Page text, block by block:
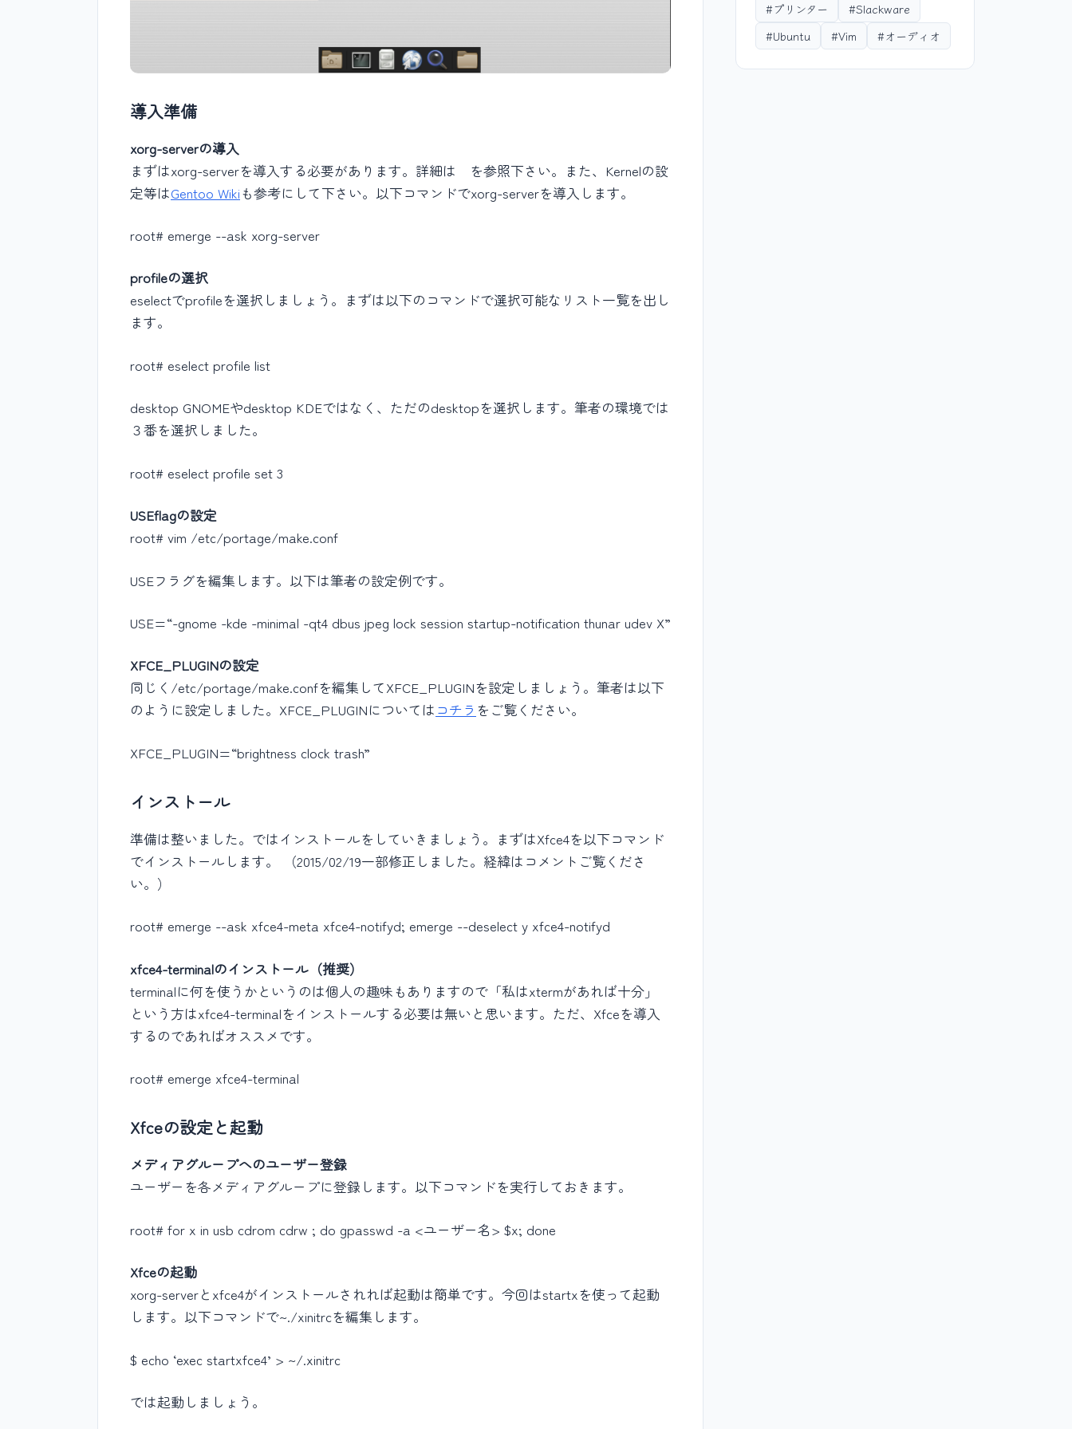
導入準備
xorg-serverの導入
まずはxorg-serverを導入する必要があります。詳細は を参照下さい。また、Kernelの設
定等はGentoo Wikiも参考にして下さい。以下コマンドでxorg-serverを導入します。
root# emerge --ask xorg-server
profileの選択
eselectでprofileを選択しましょう。まずは以下のコマンドで選択可能なリスト一覧を出し
ます。
root# eselect profile list
desktop GNOMEやdesktop KDEではなく、ただのdesktopを選択します。筆者の環境では
３番を選択しました。
root# eselect profile set 3
USEflagの設定
root# vim /etc/portage/make.conf
USEフラグを編集します。以下は筆者の設定例です。
USE=“-gnome -kde -minimal -qt4 dbus jpeg lock session startup-notification thunar udev X”
XFCE_PLUGINの設定
同じく/etc/portage/make.confを編集してXFCE_PLUGINを設定しましょう。筆者は以下
のように設定しました。XFCE_PLUGINについては コチラ をご覧ください。
XFCE_PLUGIN=“brightness clock trash”
インストール
準備は整いました。ではインストールをしていきましょう。まずはXfce4を以下コマンド
でインストールします。 （2015/02/19一部修正しました。経緯はコメントご覧くださ
い。）
root# emerge --ask xfce4-meta xfce4-notifyd; emerge --deselect y xfce4-notifyd
xfce4-terminalのインストール（推奨）
terminalに何を使うかというのは個人の趣味もありますので「私はxtermがあれば十分」
という方はxfce4-terminalをインストールする必要は無いと思います。ただ、Xfceを導入
するのであればオススメです。
root# emerge xfce4-terminal
Xfceの設定と起動
メディアグループへのユーザー登録
ユーザーを各メディアグループに登録します。以下コマンドを実行しておきます。
root# for x in usb cdrom cdrw ; do gpasswd -a <ユーザー名> $x; done
Xfceの起動
xorg-serverとxfce4がインストールされれば起動は簡単です。今回はstartxを使って起動
します。以下コマンドで~./xinitrcを編集します。
$ echo ‘exec startxfce4’ > ~/.xinitrc
では起動しましょう。
#プリンター
#Slackware
#Ubuntu
#Vim #オーディオ